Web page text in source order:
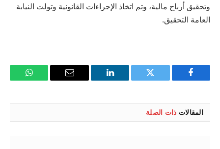
وتحقيق أرباح مالية، وتم اتخاذ الإجراءات القانونية وتولت النيابة
العامة التحقيق.
فيسبوك تويتر لينكدإن
البريد
واتساب
المقالات ذات الصلة